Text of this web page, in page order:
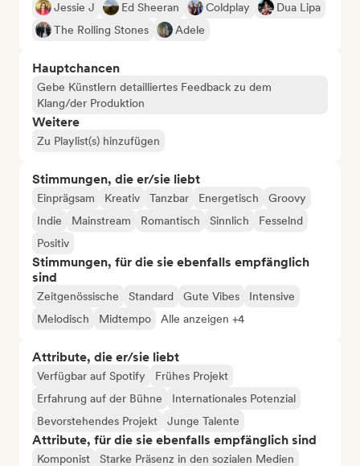
Jessie J Ed Sheeran Coldplay
Dua Lipa
The Rolling Stones
Adele
Hauptchancen
Gebe Künstlern detailliertes Feedback zu dem
Klang/der Produktion
Weitere
Zu Playlist(s) hinzufügen
Stimmungen, die er/sie liebt
Einprägsam Kreativ Tanzbar Energetisch
Groovy
Indie
Mainstream Romantisch Sinnlich
Fesselnd
Positiv
Stimmungen, für die sie ebenfalls empfänglich
sind
Zeitgenössische Standard Gute Vibes
Intensive
Melodisch
Midtempo Alle anzeigen +4
Attribute, die er/sie liebt
Verfügbar auf Spotify
Frühes Projekt
Erfahrung auf der Bühne
Internationales Potenzial
Bevorstehendes Projekt
Junge Talente
Attribute, für die sie ebenfalls empfänglich sind
Komponist
Starke Präsenz in den sozialen Medien